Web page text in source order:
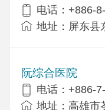
电话：+886-
地址：屏东县
阮综合医院
电话：+886-
地址：高雄市